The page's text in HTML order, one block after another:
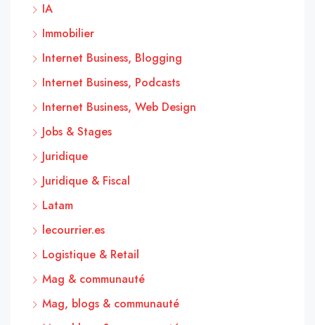
IA
Immobilier
Internet Business, Blogging
Internet Business, Podcasts
Internet Business, Web Design
Jobs & Stages
Juridique
Juridique & Fiscal
Latam
lecourrier.es
Logistique & Retail
Mag & communauté
Mag, blogs & communauté